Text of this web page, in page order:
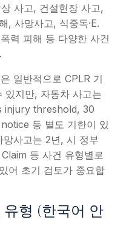
사고, 건설현장 사고,
, 사망사고, 식중독·E.
력 피해 등 다양한 사건
일반적으로 CPLR 기
있지만, 자동차 사고는
injury threshold, 30
등 별도 기한이 있
사고는 2년, 시 정부
등 사건 유형별로
어 초기 검토가 중요합
형 (한국어 안